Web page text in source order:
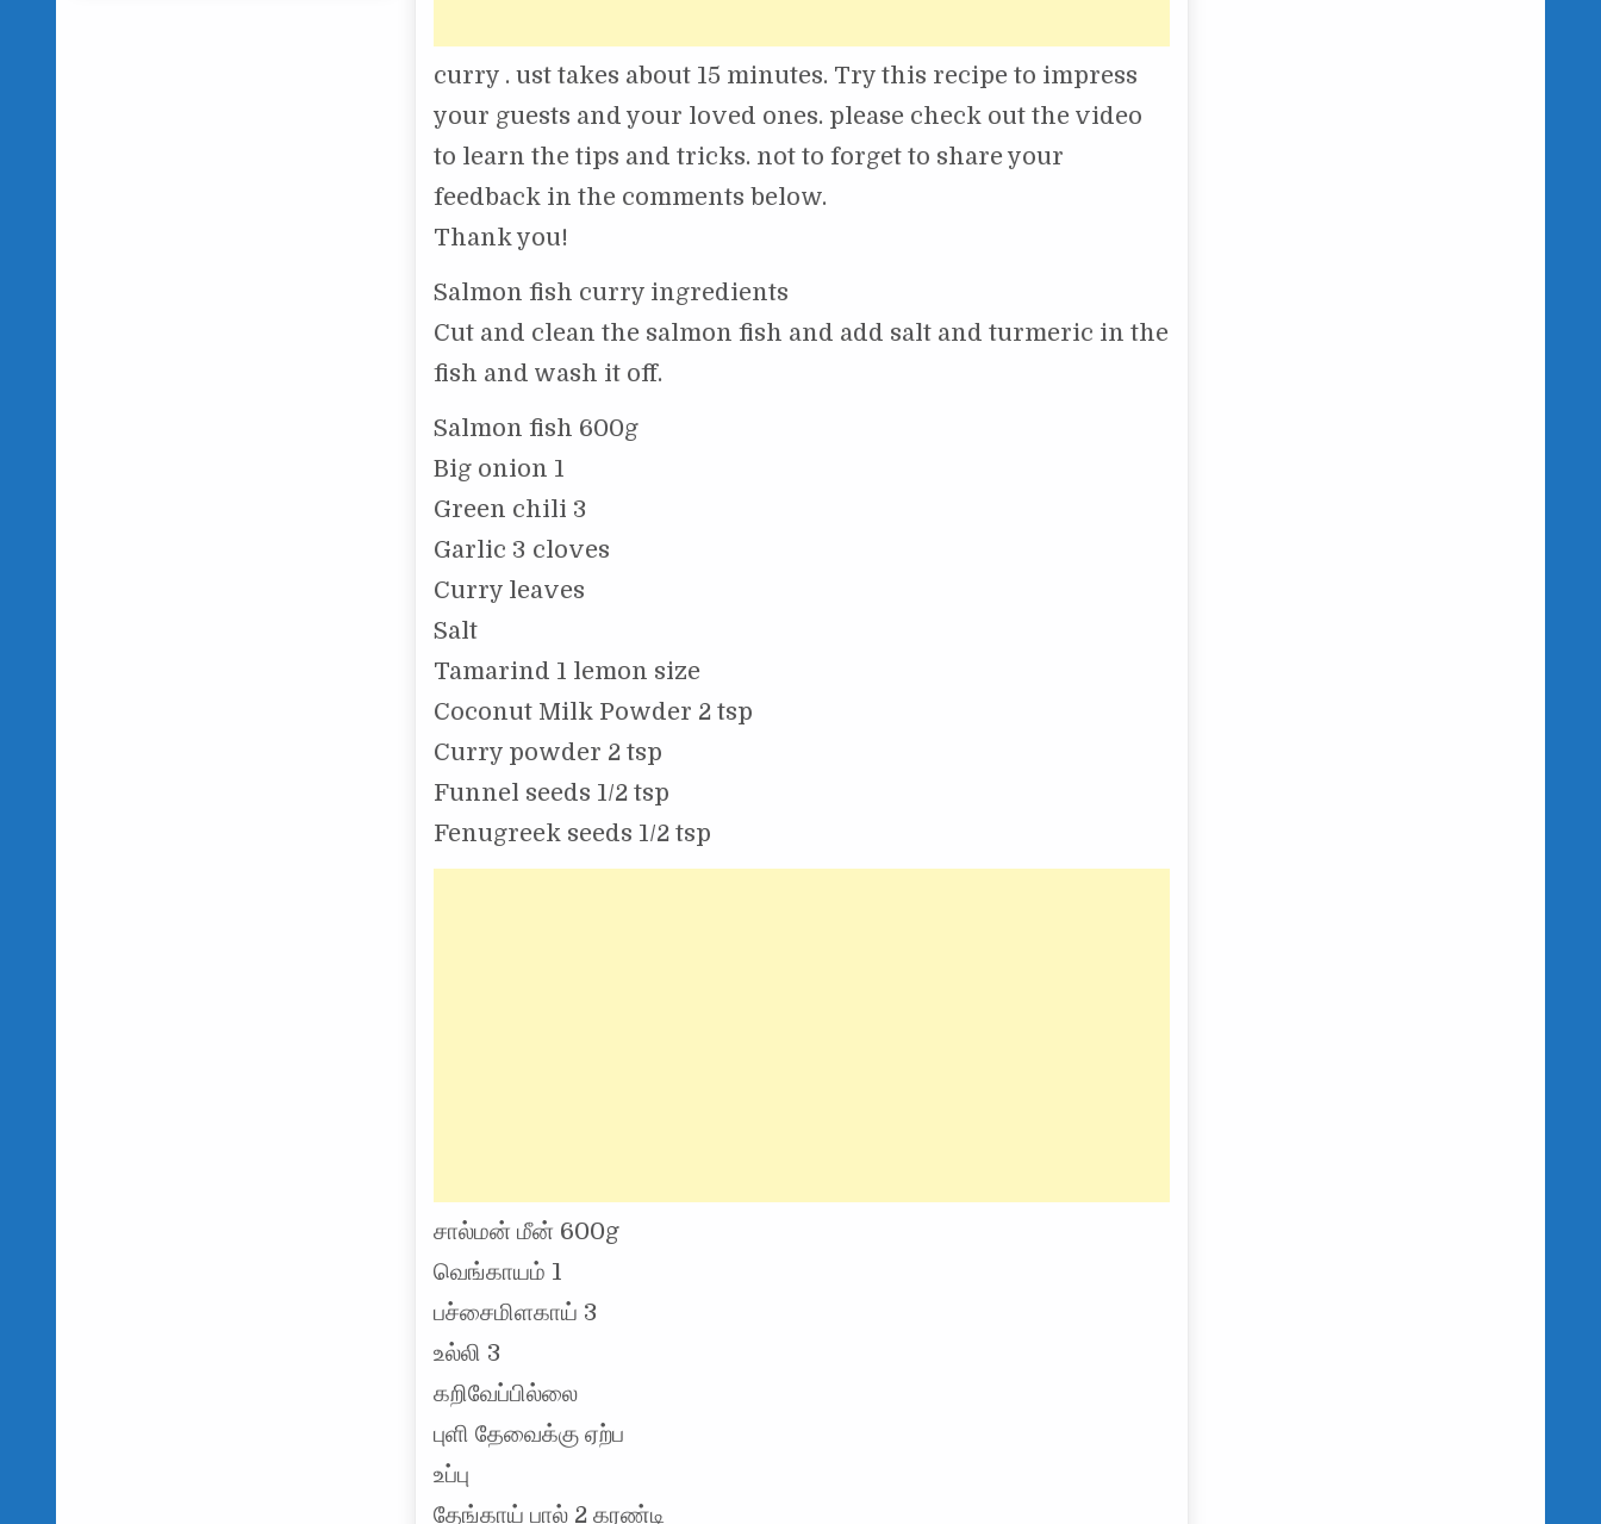
curry . ust takes about 15 minutes. Try this recipe to impress
your guests and your loved ones. please check out the video
to learn the tips and tricks. not to forget to share your
feedback in the comments below.
Thank you!
Salmon fish curry ingredients
Cut and clean the salmon fish and add salt and turmeric in the
fish and wash it off.
Salmon fish 600g
Big onion 1
Green chili 3
Garlic 3 cloves
Curry leaves
Salt
Tamarind 1 lemon size
Coconut Milk Powder 2 tsp
Curry powder 2 tsp
Funnel seeds 1/2 tsp
Fenugreek seeds 1/2 tsp
சால்மன் மீன் 600g
வெங்காயம் 1
பச்சைமிளகாய் 3
உல்லி 3
கறிவேப்பில்லை
புளி தேவைக்கு ஏற்ப
உப்பு
தேங்காய் பால் 2 கரண்டி